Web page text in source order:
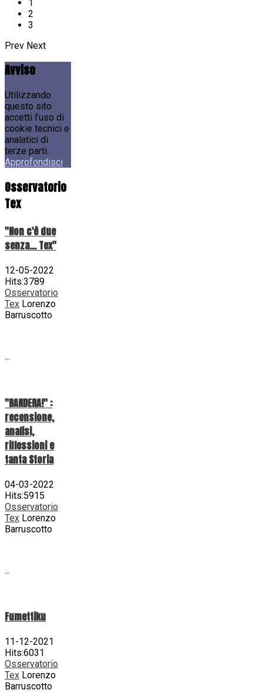
1
2
3
Prev Next
Avviso
Utilizzando
questo sito
accetti l’uso di
cookie tecnici e
analatici di
terze parti.
Approfondisci.
Osservatorio
Tex
"Non c'è due
senza... Tex"
12-05-2022
Hits:3789
Osservatorio
Tex Lorenzo
Barruscotto
...
"BANDERA!" :
recensione,
analisi,
riflessioni e
tanta Storia
04-03-2022
Hits:5915
Osservatorio
Tex Lorenzo
Barruscotto
...
Fumettiku
11-12-2021
Hits:6031
Osservatorio
Tex Lorenzo
Barruscotto